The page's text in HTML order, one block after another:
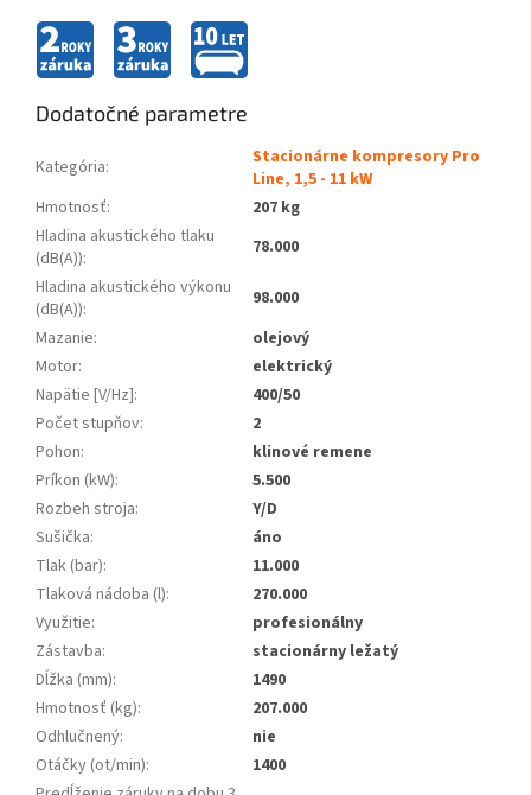
Dodatočné parametre
Kategória:
Stacionárne kompresory Pro
Line, 1,5 - 11 kW
Hmotnosť:
207 kg
Hladina akustického tlaku
(dB(A)):
78.000
Hladina akustického výkonu
(dB(A)):
98.000
Mazanie:
olejový
Motor:
elektrický
Napätie [V/Hz]:
400/50
Počet stupňov:
2
Pohon:
klinové remene
Príkon (kW):
5.500
Rozbeh stroja:
Y/D
Sušička:
áno
Tlak (bar):
11.000
Tlaková nádoba (l):
270.000
Využitie:
profesionálny
Zástavba:
stacionárny ležatý
Dĺžka (mm):
1490
Hmotnosť (kg):
207.000
Odhlučnený:
nie
Otáčky (ot/min):
1400